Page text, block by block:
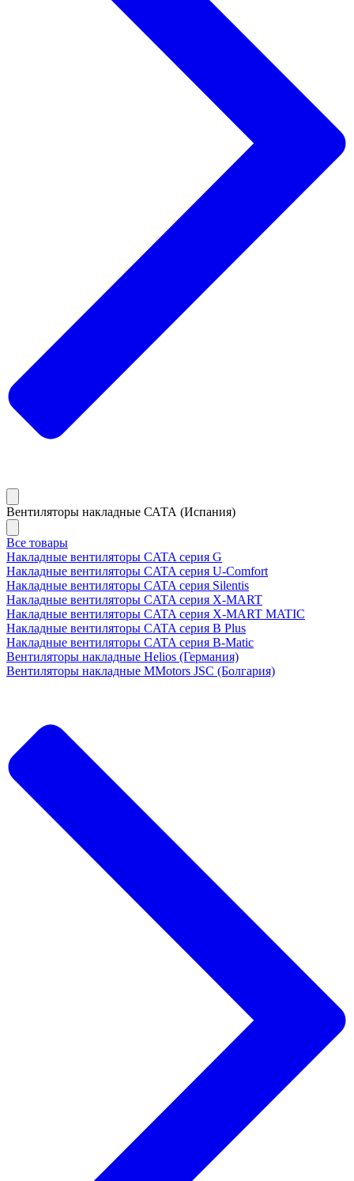
Вентиляторы накладные САТА (Испания)
Все товары
Накладные вентиляторы CATA серия G
Накладные вентиляторы CATA серия U-Comfort
Накладные вентиляторы CATA серия Silentis
Накладные вентиляторы CATA серия X-MART
Накладные вентиляторы CATA серия X-MART MATIC
Накладные вентиляторы CATA серия B Plus
Накладные вентиляторы CATA серия B-Matic
Вентиляторы накладные Helios (Германия)
Вентиляторы накладные MMotors JSC (Болгария)